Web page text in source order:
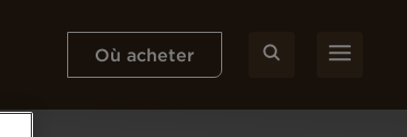
Où acheter